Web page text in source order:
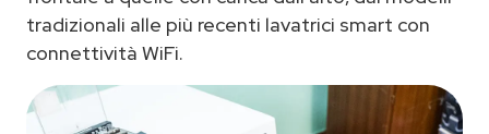
tradizionali alle più recenti lavatrici smart con
connettività WiFi.